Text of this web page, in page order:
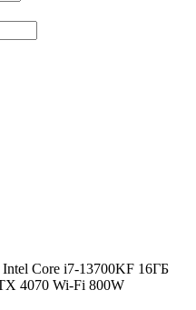
Core i7-13700KF 16ГБ
4070 Wi-Fi 800W